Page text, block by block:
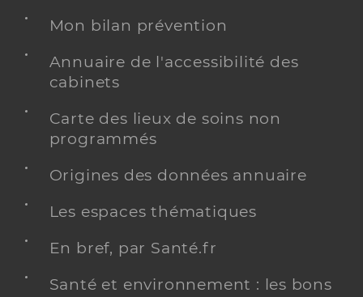
Mon bilan prévention
Annuaire de l'accessibilité des
cabinets
Carte des lieux de soins non
programmés
Origines des données annuaire
Les espaces thématiques
En bref, par Santé.fr
Santé et environnement : les bons